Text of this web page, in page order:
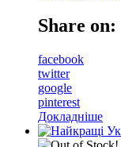
Share on:
facebook
twitter
google
pinterest
Докладніше